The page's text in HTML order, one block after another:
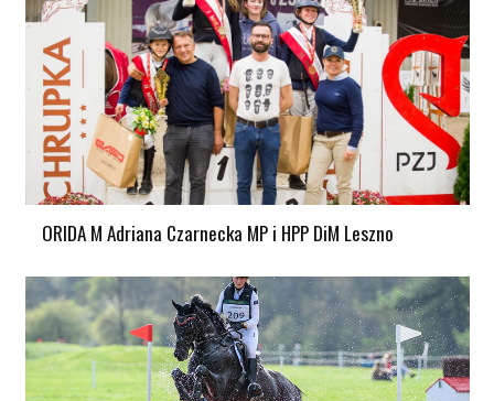
ORIDA M Adriana Czarnecka MP i HPP DiM Leszno